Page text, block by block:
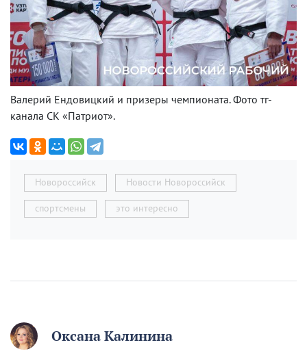
Валерий Ендовицкий и призеры чемпионата. Фото тг-
канала СК «Патриот».
Новороссийск Новости Новороссийск
спортсмены это интересно
Оксана Калинина